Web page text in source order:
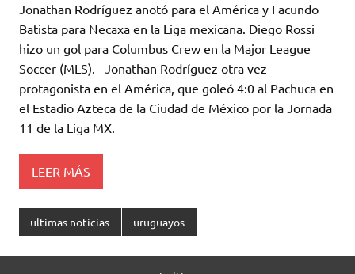
it
te
r
at
s
A
p
p
e
b
o
o
k
m
p
ar
ti
r
Jonathan Rodríguez anotó para el América y Facundo
Batista para Necaxa en la Liga mexicana. Diego Rossi
hizo un gol para Columbus Crew en la Major League
Soccer (MLS). Jonathan Rodríguez otra vez
protagonista en el América, que goleó 4:0 al Pachuca en
el Estadio Azteca de la Ciudad de México por la Jornada
11 de la Liga MX.
LEER MÁS
ultimas noticias uruguayos